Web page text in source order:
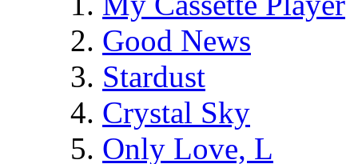
Good News
Stardust
Crystal Sky
Only Love, L